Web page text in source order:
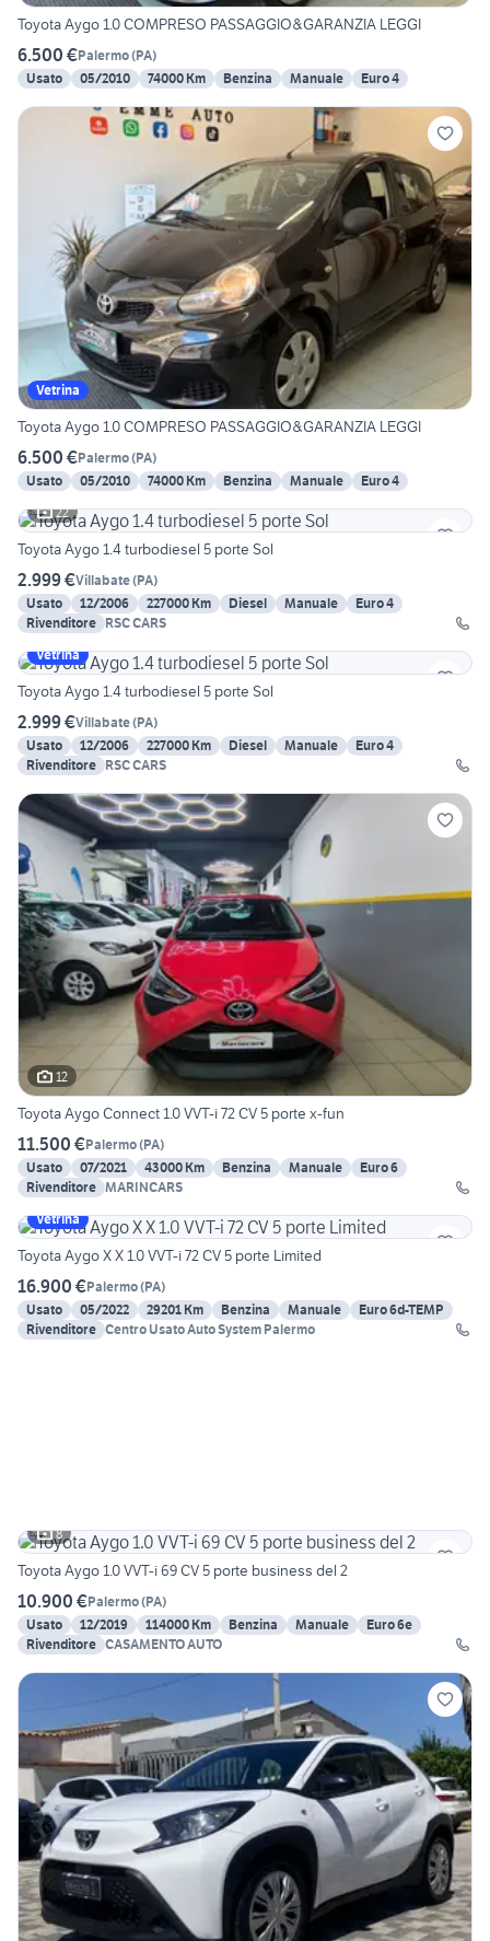
Toyota Aygo 1.0 COMPRESO PASSAGGIO&GARANZIA LEGGI
6.500 €Palermo(PA)
Usato
05/2010 74000 Km Benzina Manuale Euro 4
Vetrina
Toyota Aygo 1.0 COMPRESO PASSAGGIO&GARANZIA LEGGI
6.500 €Palermo(PA)
Usato
05/2010 74000 Km Benzina Manuale
Euro 4
22
Toyota Aygo 1.4 turbodiesel 5 porte Sol
2.999 €Villabate(PA)
Usato
12/2006 227000 Km Diesel Manuale
Euro 4
Rivenditore RSC CARS
Vetrina
Toyota Aygo 1.4 turbodiesel 5 porte Sol
2.999 €Villabate(PA)
Usato
12/2006 227000 Km Diesel Manuale
Euro 4
Rivenditore RSC CARS
12
Toyota Aygo Connect 1.0 VVT-i 72 CV 5 porte x-fun
11.500 €Palermo(PA)
Usato
07/2021 43000 Km Benzina Manuale
Euro 6
Rivenditore MARINCARS
Vetrina
Toyota Aygo X X 1.0 VVT-i 72 CV 5 porte Limited
16.900 €Palermo(PA)
Usato
05/2022 29201 Km Benzina Manuale
Euro 6d-TEMP
Rivenditore Centro Usato Auto System Palermo
8
Toyota Aygo 1.0 VVT-i 69 CV 5 porte business del 2
10.900 €Palermo(PA)
Usato
12/2019 114000 Km Benzina Manuale
Euro 6e
Rivenditore CASAMENTO AUTO